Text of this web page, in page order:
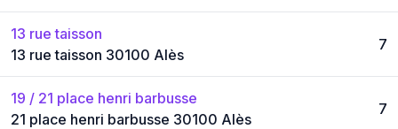
13 rue taisson
13 rue taisson 30100 Alès
7
19 / 21 place henri barbusse
21 place henri barbusse 30100 Alès
7